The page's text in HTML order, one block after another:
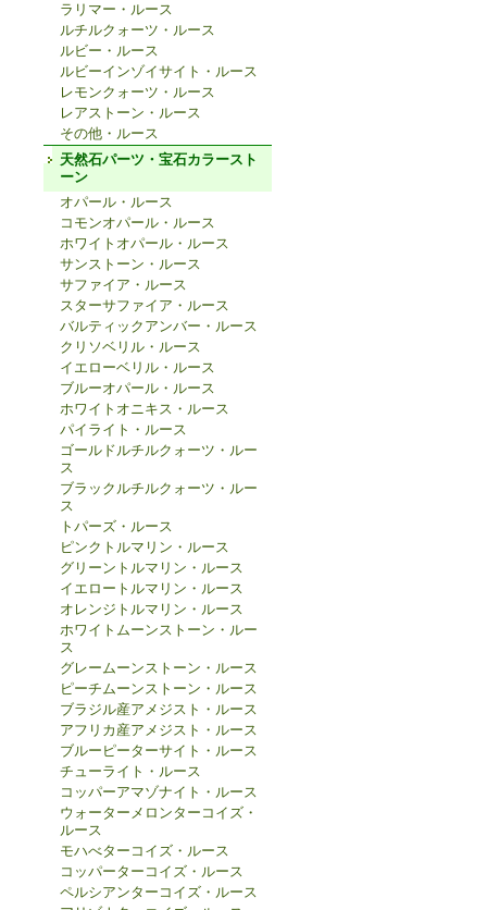
ラリマー・ルース
ルチルクォーツ・ルース
ルビー・ルース
ルビーインゾイサイト・ルース
レモンクォーツ・ルース
レアストーン・ルース
その他・ルース
天然石パーツ・宝石カラースト
ーン
オパール・ルース
コモンオパール・ルース
ホワイトオパール・ルース
サンストーン・ルース
サファイア・ルース
スターサファイア・ルース
バルティックアンバー・ルース
クリソベリル・ルース
イエローベリル・ルース
ブルーオパール・ルース
ホワイトオニキス・ルース
パイライト・ルース
ゴールドルチルクォーツ・ルー
ス
ブラックルチルクォーツ・ルー
ス
トパーズ・ルース
ピンクトルマリン・ルース
グリーントルマリン・ルース
イエロートルマリン・ルース
オレンジトルマリン・ルース
ホワイトムーンストーン・ルー
ス
グレームーンストーン・ルース
ピーチムーンストーン・ルース
ブラジル産アメジスト・ルース
アフリカ産アメジスト・ルース
ブルーピーターサイト・ルース
チューライト・ルース
コッパーアマゾナイト・ルース
ウォーターメロンターコイズ・
ルース
モハべターコイズ・ルース
コッパーターコイズ・ルース
ペルシアンターコイズ・ルース